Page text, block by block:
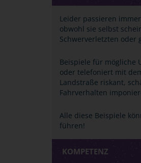
Leider passieren
obwohl sie selbst
Schwerverletzten oder
Beispiele für mögliche
oder telefoniert mit
Landstraße riskant,
Fahrverhalten
Alle diese Beispiele
führen!
KOMPETENZ